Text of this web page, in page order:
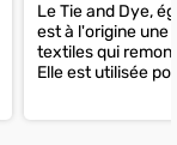
Le Tie and Dye,
est à l'origine une
textiles qui
Elle est utilisée